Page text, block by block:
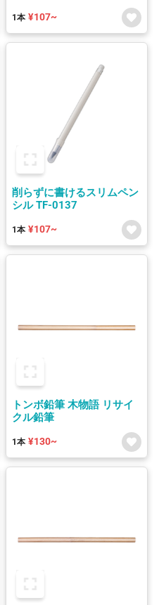
1本 ¥107~
削らずに書けるスリムペン
シル TF-0137
1本 ¥107~
トンボ鉛筆 木物語 リサイ
クル鉛筆
1本 ¥130~